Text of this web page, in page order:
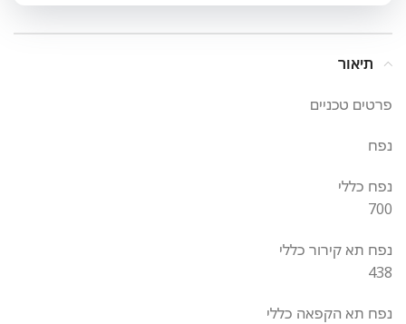
תיאור
פרטים טכניים
נפח
נפח כללי
700
נפח תא קירור כללי
438
נפח תא הקפאה כללי